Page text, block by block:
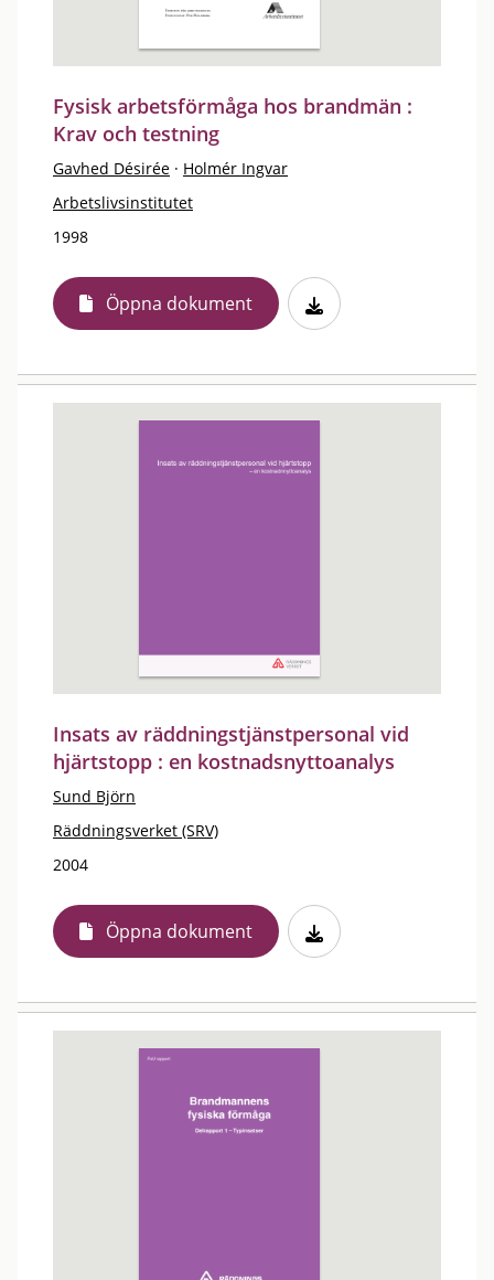
Fysisk arbetsförmåga hos brandmän :
Krav och testning
Gavhed Désirée · Holmér Ingvar
Arbetslivsinstitutet
1998
Öppna dokument
Insats av räddningstjänstpersonal vid
hjärtstopp : en kostnadsnyttoanalys
Sund Björn
Räddningsverket (SRV)
2004
Öppna dokument